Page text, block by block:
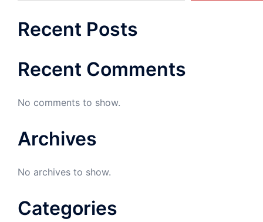
Recent Posts
Recent Comments
No comments to show.
Archives
No archives to show.
Categories